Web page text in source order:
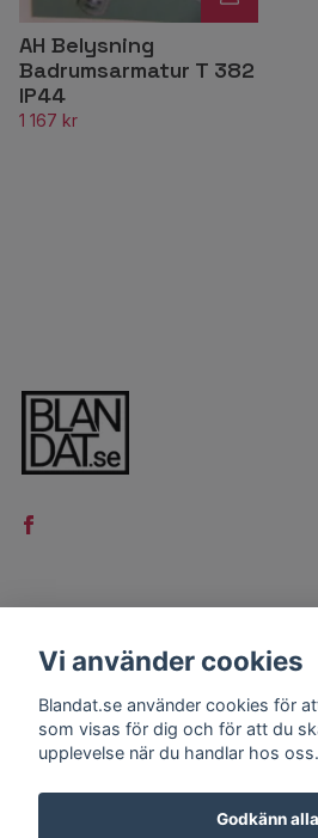
AH Belysning
Badrumsarmatur T 382
IP44
1 167 kr
Kontakt
Köpvillkor
Vi använder cookies
Blandat.se använder cookies för
som visas för dig och för att du
upplevelse när du handlar hos oss.
Godkänn alla